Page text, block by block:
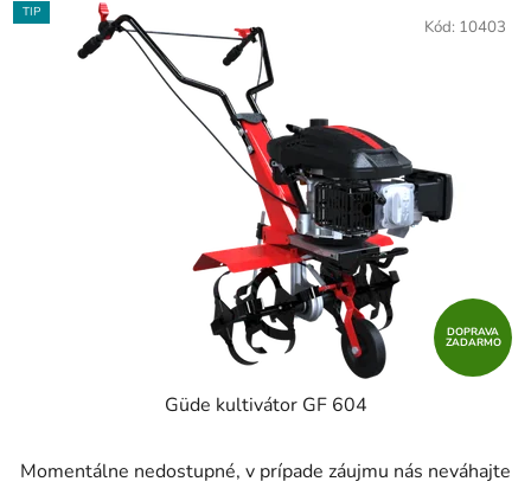
TIP
DOPRAVA
ZADARMO
Güde kultivátor GF 604
Momentálne nedostupné, v prípade záujmu nás neváhajte
Kód: 10403